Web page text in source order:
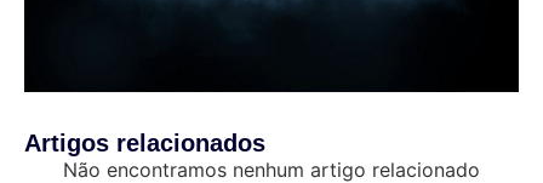
Artigos relacionados
Não encontramos nenhum artigo relacionado